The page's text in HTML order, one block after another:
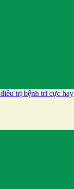
trị bệnh trĩ cực hay